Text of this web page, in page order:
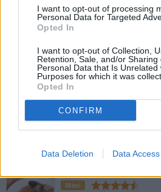
I want to opt-out of processing
Personal Data for Targeted
Opted In
I want to opt-out of Collection,
Retention, Sale, and/or Sharing
Personal Data that Is Unrelated
Purposes for which it was
Opted In
CONFIRM
Data Deletion Data Access
Obstsuppe
Leicht
Gratinierte Zwiebelsuppe
Leicht
Knoblauchsuppe vegan
Leicht
Mittel